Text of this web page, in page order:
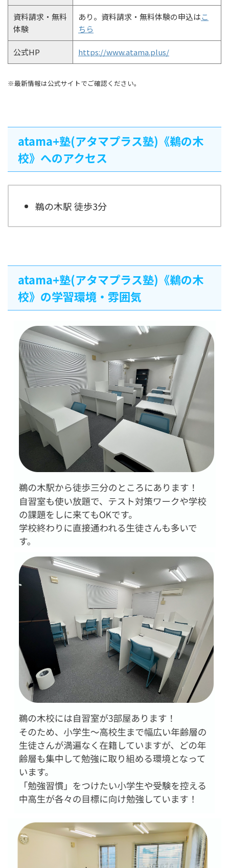
資料請求・無料
体験
あり。資料請求・無料体験の申込はこ
ちら
公式HP https://www.atama.plus/
※最新情報は公式サイトでご確認ください。
atama+塾(アタマプラス塾)《鵜の木
校》へのアクセス
鵜の木駅 徒歩3分
atama+塾(アタマプラス塾)《鵜の木
校》の学習環境・雰囲気